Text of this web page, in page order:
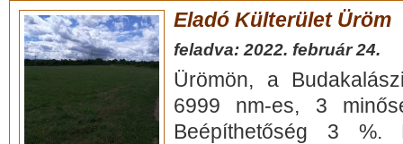
Eladó Külterület Üröm
feladva: 2022. február 24.
Ürömön, a
6999 nm-es, 3
Beépíthetőség 3 %.